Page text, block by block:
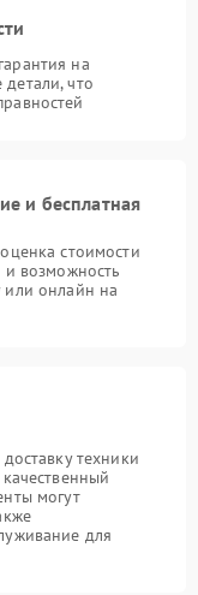
на
что
и бесплатная
стоимости
и возможность
или онлайн на
техники
могут
для